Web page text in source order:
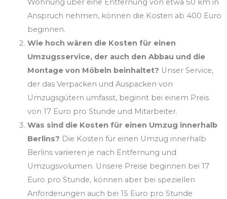
Wohnung über eine Entfernung von etwa 50 km in
Anspruch nehmen, können die Kosten ab 400 Euro
beginnen.
Wie hoch wären die Kosten für einen
Umzugsservice, der auch den Abbau und die
Montage von Möbeln beinhaltet? Unser Service,
der das Verpacken und Auspacken von
Umzugsgütern umfasst, beginnt bei einem Preis
von 17 Euro pro Stunde und Mitarbeiter.
Was sind die Kosten für einen Umzug innerhalb
Berlins? Die Kosten für einen Umzug innerhalb
Berlins variieren je nach Entfernung und
Umzugsvolumen. Unsere Preise beginnen bei 17
Euro pro Stunde, können aber bei speziellen
Anforderungen auch bei 15 Euro pro Stunde